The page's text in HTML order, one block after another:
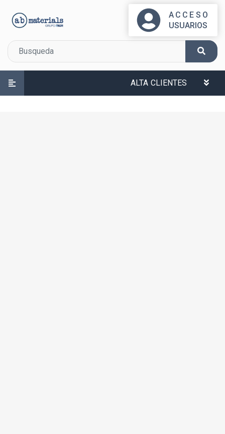
ACCESO
USUARIOS
ALTA CLIENTES